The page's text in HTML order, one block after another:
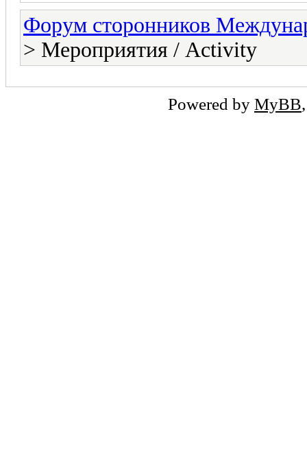
Форум сторонников
> Мероприятия / Activity
Powered by MyBB